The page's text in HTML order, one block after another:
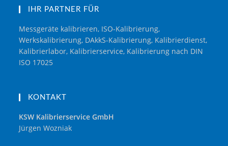
IHR PARTNER FÜR
Messgeräte kalibrieren, ISO-Kalibrierung,
Werkskalibrierung, DAkkS-Kalibrierung, Kalibrierdienst,
Kalibrierlabor, Kalibrierservice, Kalibrierung nach DIN
ISO 17025
KONTAKT
KSW Kalibrierservice GmbH
Jürgen Wozniak